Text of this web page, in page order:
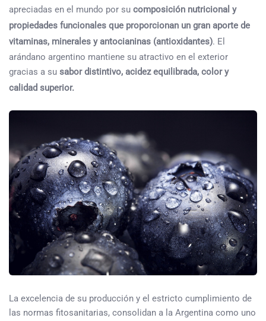
apreciadas en el mundo por su composición nutricional y
propiedades funcionales que proporcionan un gran aporte de
vitaminas, minerales y antocianinas (antioxidantes). El
arándano argentino mantiene su atractivo en el exterior
gracias a su sabor distintivo, acidez equilibrada, color y
calidad superior.
La excelencia de su producción y el estricto cumplimiento de
las normas fitosanitarias, consolidan a la Argentina como uno